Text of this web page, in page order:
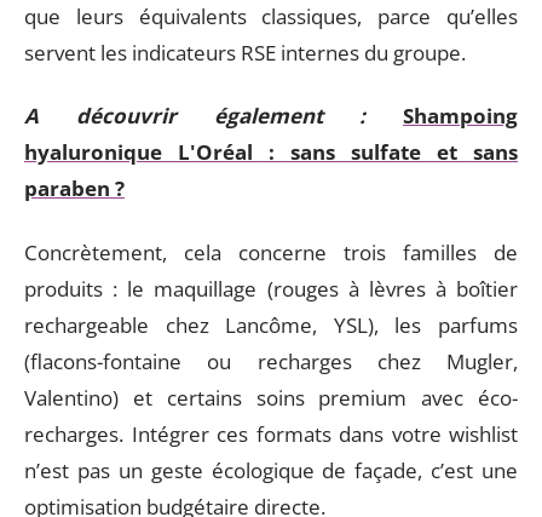
que leurs équivalents classiques, parce qu’elles
servent les indicateurs RSE internes du groupe.
A découvrir également :
Shampoing
hyaluronique L'Oréal : sans sulfate et sans
paraben ?
Concrètement, cela concerne trois familles de
produits : le maquillage (rouges à lèvres à boîtier
rechargeable chez Lancôme, YSL), les parfums
(flacons-fontaine ou recharges chez Mugler,
Valentino) et certains soins premium avec éco-
recharges. Intégrer ces formats dans votre wishlist
n’est pas un geste écologique de façade, c’est une
optimisation budgétaire directe.